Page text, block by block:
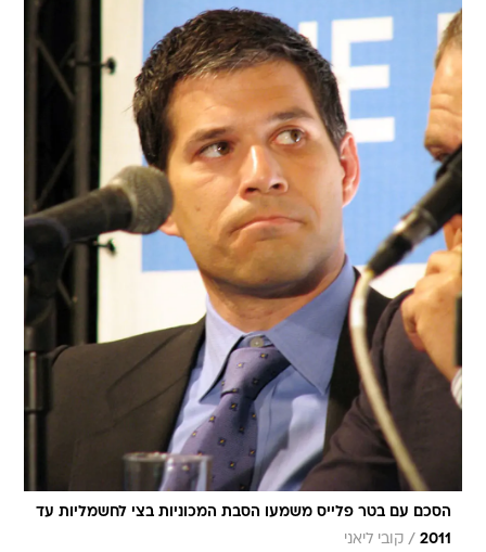
הסכם עם בטר פלייס משמעו הסבת המכוניות בצי לחשמליות עד
2011
/ קובי ליאני